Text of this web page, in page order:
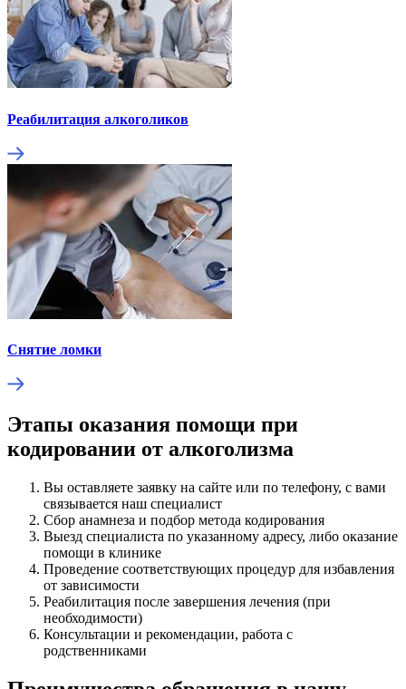
Реабилитация алкоголиков
Снятие ломки
Этапы оказания помощи при
кодировании от алкоголизма
Вы оставляете заявку на сайте или по телефону, с вами
связывается наш специалист
Сбор анамнеза и подбор метода кодирования
Выезд специалиста по указанному адресу, либо оказание
помощи в клинике
Проведение соответствующих процедур для избавления
от зависимости
Реабилитация после завершения лечения (при
необходимости)
Консультации и рекомендации, работа с
родственниками